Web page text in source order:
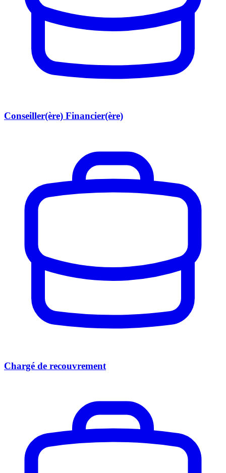
Conseiller(ère) Financier(ère)
Chargé de recouvrement